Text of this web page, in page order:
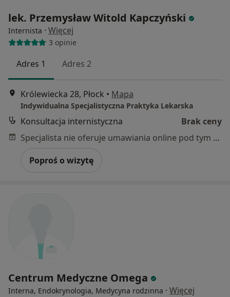
lek. Przemysław Witold Kapczyński
Internista · Więcej
3 opinie
Adres 1 Adres 2
Królewiecka 28, Płock • Mapa
Indywidualna Specjalistyczna Praktyka Lekarska
Konsultacja internistyczna
Brak ceny
Specjalista nie oferuje umawiania online pod tym adresem.
Poproś o wizytę
Centrum Medyczne Omega
Interna, Endokrynologia, Medycyna rodzinna · Więcej